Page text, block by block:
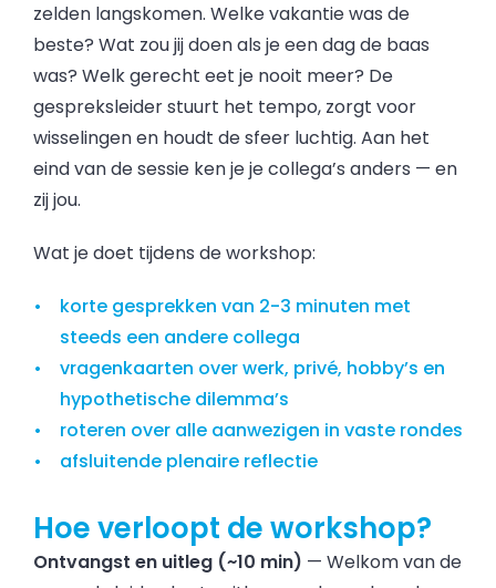
zelden langskomen. Welke vakantie was de
beste? Wat zou jij doen als je een dag de baas
was? Welk gerecht eet je nooit meer? De
gespreksleider stuurt het tempo, zorgt voor
wisselingen en houdt de sfeer luchtig. Aan het
eind van de sessie ken je je collega’s anders — en
zij jou.
Wat je doet tijdens de workshop:
korte gesprekken van 2-3 minuten met
steeds een andere collega
vragenkaarten over werk, privé, hobby’s en
hypothetische dilemma’s
roteren over alle aanwezigen in vaste rondes
afsluitende plenaire reflectie
Hoe verloopt de workshop?
Ontvangst en uitleg (~10 min) — Welkom van de